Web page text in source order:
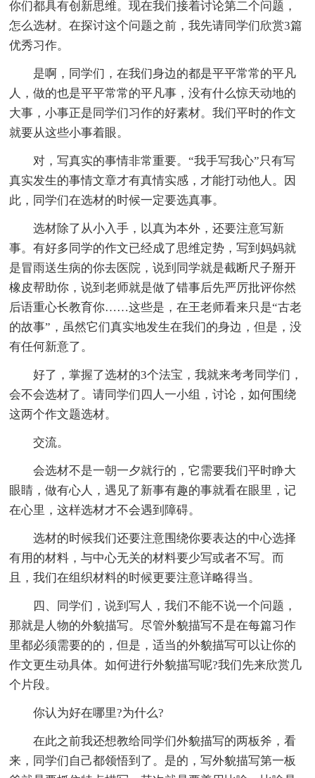
你们都具有创新思维。现在我们接着讨论第二个问题，
怎么选材。在探讨这个问题之前，我先请同学们欣赏3篇
优秀习作。
是啊，同学们，在我们身边的都是平平常常的平凡
人，做的也是平平常常的平凡事，没有什么惊天动地的
大事，小事正是同学们习作的好素材。我们平时的作文
就要从这些小事着眼。
对，写真实的事情非常重要。“我手写我心”只有写
真实发生的事情文章才有真情实感，才能打动他人。因
此，同学们在选材的时候一定要选真事。
选材除了从小入手，以真为本外，还要注意写新
事。有好多同学的作文已经成了思维定势，写到妈妈就
是冒雨送生病的你去医院，说到同学就是截断尺子掰开
橡皮帮助你，说到老师就是做了错事后先严厉批评你然
后语重心长教育你……这些是，在王老师看来只是“古老
的故事”，虽然它们真实地发生在我们的身边，但是，没
有任何新意了。
好了，掌握了选材的3个法宝，我就来考考同学们，
会不会选材了。请同学们四人一小组，讨论，如何围绕
这两个作文题选材。
交流。
会选材不是一朝一夕就行的，它需要我们平时睁大
眼睛，做有心人，遇见了新事有趣的事就看在眼里，记
在心里，这样选材才不会遇到障碍。
选材的时候我们还要注意围绕你要表达的中心选择
有用的材料，与中心无关的材料要少写或者不写。而
且，我们在组织材料的时候更要注意详略得当。
四、同学们，说到写人，我们不能不说一个问题，
那就是人物的外貌描写。尽管外貌描写不是在每篇习作
里都必须需要的的，但是，适当的外貌描写可以让你的
作文更生动具体。如何进行外貌描写呢?我们先来欣赏几
个片段。
你认为好在哪里?为什么?
在此之前我还想教给同学们外貌描写的两板斧，看
来，同学们自己都领悟到了。是的，写外貌描写第一板